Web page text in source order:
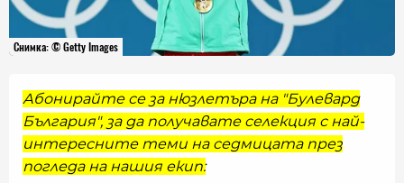
Снимка: © Getty Images
Абонирайте се за нюзлетъра на "Булевард
България", за да получавате селекция с най-
интересните теми на седмицата през
погледа на нашия екип: